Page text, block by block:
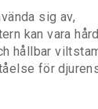
sig av,
kan vara
hållbar
för